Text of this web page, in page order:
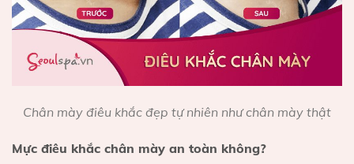
Chân mày điêu khắc đẹp tự nhiên như chân mày thật
Mực điêu khắc chân mày an toàn không?